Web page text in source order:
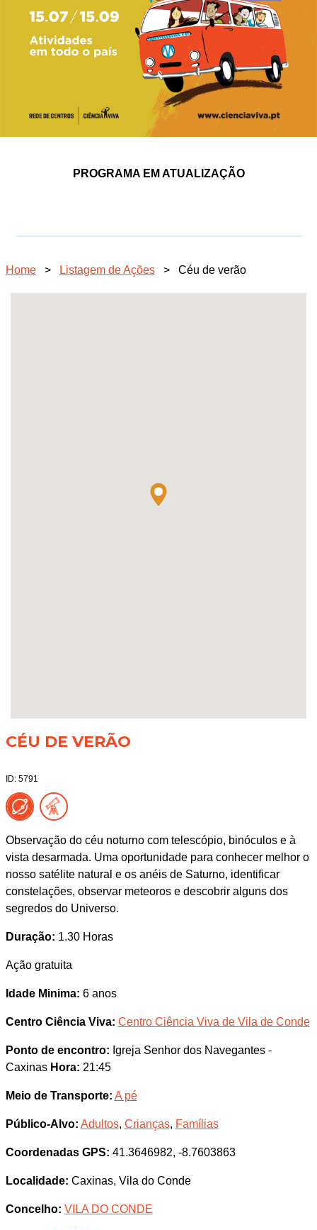
PROGRAMA EM ATUALIZAÇÃO
Home > Listagem de Ações > Céu de verão
CÉU DE VERÃO
ID: 5791
Observação do céu noturno com telescópio, binóculos e à
vista desarmada. Uma oportunidade para conhecer melhor o
nosso satélite natural e os anéis de Saturno, identificar
constelações, observar meteoros e descobrir alguns dos
segredos do Universo.
Duração: 1.30 Horas
Ação gratuita
Idade Minima: 6 anos
Centro Ciência Viva: Centro Ciência Viva de Vila de Conde
Ponto de encontro: Igreja Senhor dos Navegantes -
Caxinas Hora: 21:45
Meio de Transporte: A pé
Público-Alvo: Adultos, Crianças, Famílias
Coordenadas GPS: 41.3646982, -8.7603863
Localidade: Caxinas, Vila do Conde
Concelho: VILA DO CONDE